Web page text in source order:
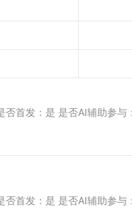
首发：是 是否AI辅助参与
首发：是 是否AI辅助参与